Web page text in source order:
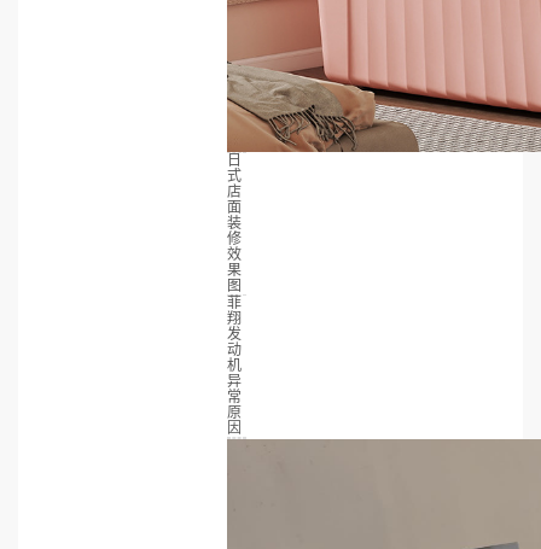
日
式
店
面
装
修
效
果
图
菲
翔
发
动
机
异
常
原
因